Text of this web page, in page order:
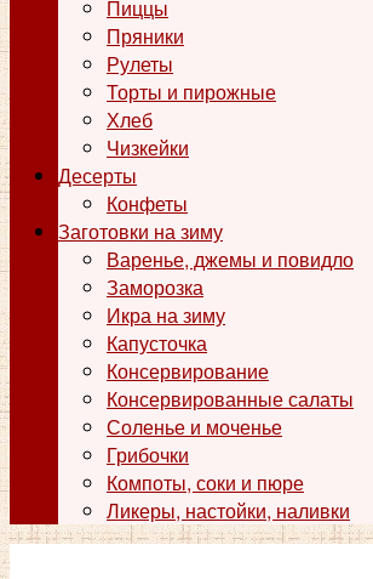
Пиццы
Пряники
Рулеты
Торты и пирожные
Хлеб
Чизкейки
Десерты
Конфеты
Заготовки на зиму
Варенье, джемы и повидло
Заморозка
Икра на зиму
Капусточка
Консервирование
Консервированные салаты
Соленье и моченье
Грибочки
Компоты, соки и пюре
Ликеры, настойки, наливки